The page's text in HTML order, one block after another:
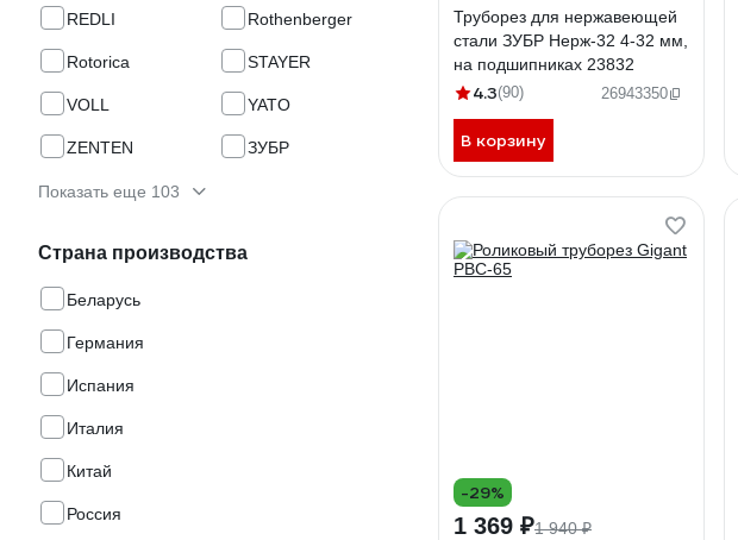
REDLI Rothenberger
Rotorica STAYER
VOLL YATO
ZENTEN ЗУБР
Показать еще 103
Страна производства
Беларусь
Германия
Испания
Италия
Китай
Россия
Труборез для нержавеющей
стали ЗУБР Нерж-32 4-32 мм,
на подшипниках 23832
4.3(90) 26943350
В корзину
-29%
1 369 ₽1 940 ₽